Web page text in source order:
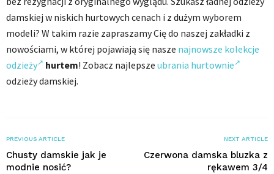
damskiej w niskich hurtowych cenach i z dużym wyborem
modeli? W takim razie zapraszamy Cię do naszej zakładki z
nowościami, w której pojawiają się nasze najnowsze kolekcje
odzieży
hurtem! Zobacz najlepsze ubrania hurtownie
odzieży damskiej.
PREVIOUS ARTICLE
Chusty damskie jak je
modnie nosić?
NEXT ARTICLE
Czerwona damska bluzka z
rękawem 3/4